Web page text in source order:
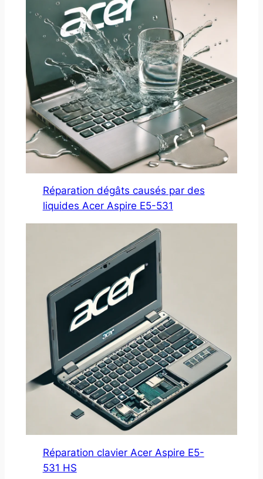
Réparation dégâts causés par des
liquides Acer Aspire E5-531
Réparation clavier Acer Aspire E5-
531 HS